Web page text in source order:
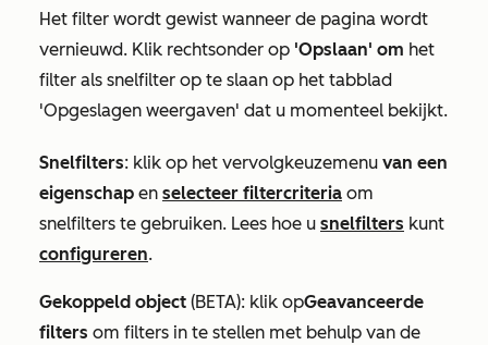
Het filter wordt gewist wanneer de pagina wordt
vernieuwd. Klik rechtsonder op 'Opslaan' om het
filter als snelfilter op te slaan op het tabblad
'Opgeslagen weergaven' dat u momenteel bekijkt.
Snelfilters: klik op het vervolgkeuzemenu van een
eigenschap en selecteer filtercriteria om
snelfilters te gebruiken. Lees hoe u snelfilters kunt
configureren.
Gekoppeld object (BETA): klik opGeavanceerde
filters om filters in te stellen met behulp van de